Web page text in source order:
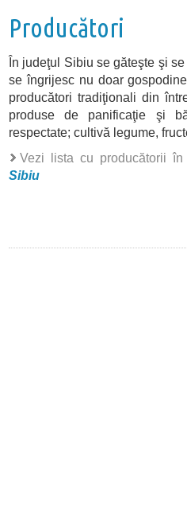
Producători
În judeţul Sibiu se găteşte şi
se îngrijesc nu doar
producători tradiţionali din
produse de panificaţie şi
respectate; cultivă legume,
Vezi lista cu producătorii
Sibiu